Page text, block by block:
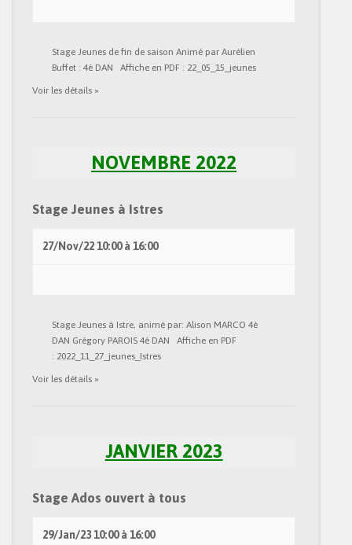
Stage Jeunes de fin de saison Animé par Aurélien
Buffet : 4è DAN Affiche en PDF : 22_05_15_jeunes
Voir les détails »
NOVEMBRE 2022
Stage Jeunes à Istres
27/Nov/2210:00à 16:00
Stage Jeunes à Istre, animé par: Alison MARCO 4è
DAN Grégory PAROIS 4è DAN Affiche en PDF
: 2022_11_27_jeunes_Istres
Voir les détails »
JANVIER 2023
Stage Ados ouvert à tous
29/Jan/2310:00à 16:00